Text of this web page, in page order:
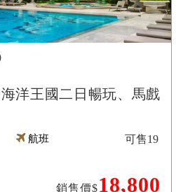
洋王國二日暢玩、馬戲
航班
銷售價$18,800
可售19